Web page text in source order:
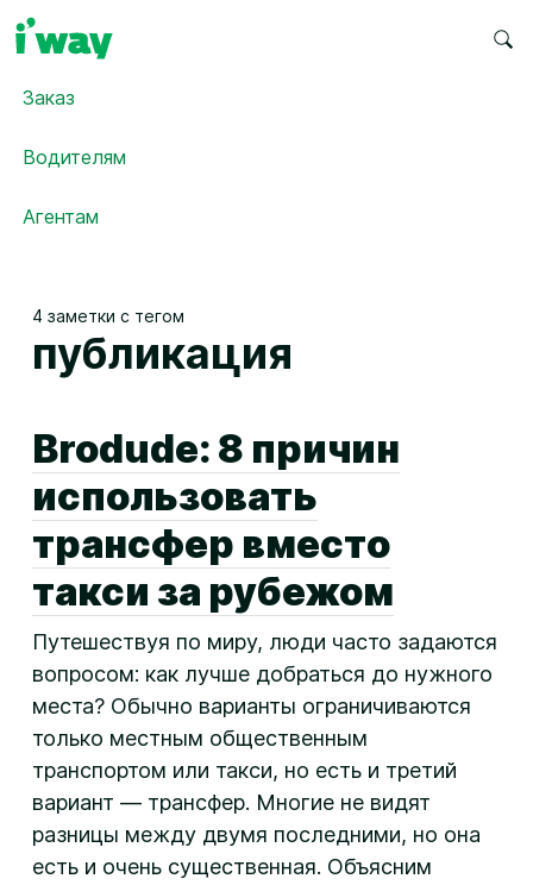
Заказ
Водителям
Агентам
4 заметки с тегом
публикация
Brodude: 8 причин
использовать
трансфер вместо
такси за рубежом
Путешествуя по миру, люди часто задаются
вопросом: как лучше добраться до нужного
места? Обычно варианты ограничиваются
только местным общественным
транспортом или такси, но есть и третий
вариант — трансфер. Многие не видят
разницы между двумя последними, но она
есть и очень существенная. Объясним